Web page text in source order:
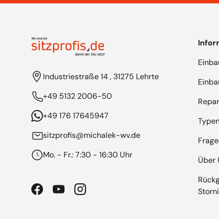
Industriestraße 14 , 31275 Lehrte
+49 5132 2006-50
+49 176 17645947
sitzprofis@michalek-wv.de
Mo. - Fr.: 7:30 - 16:30 Uhr
FacebookYouTubeInstagram
Über